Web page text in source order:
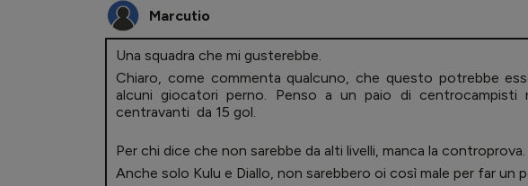
Marcutio
Una squadra che mi gusterebbe.
Chiaro, come commenta qualcuno, che questo potrebbe
alcuni giocatori perno. Penso a un paio di
centravanti da 15 gol.
Per chi dice che non sarebbe da alti livelli, manca la controprova.
Anche solo Kulu e Diallo, non sarebbero oi così male per far un